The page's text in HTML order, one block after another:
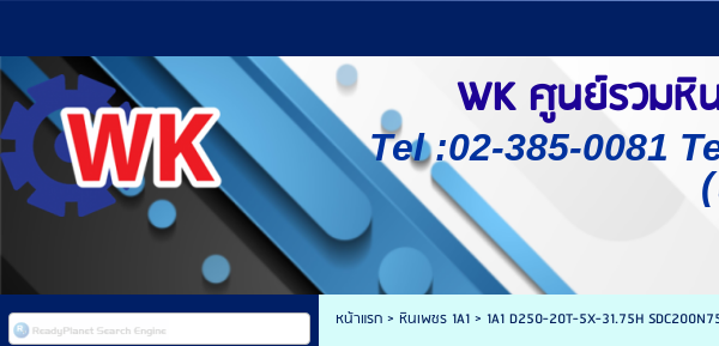
WK ศูนย์รวมหิ
Tel :02-385-0081
หน้าแรก> หินเพชร 1A1> 1A1 D250-20T-5X-31.75H